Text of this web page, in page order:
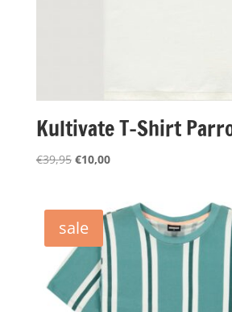
Kultivate T-Shirt
€39,95 Oorspronkelijke
€39,95.
€10,00Huidige
€10,00.
sale